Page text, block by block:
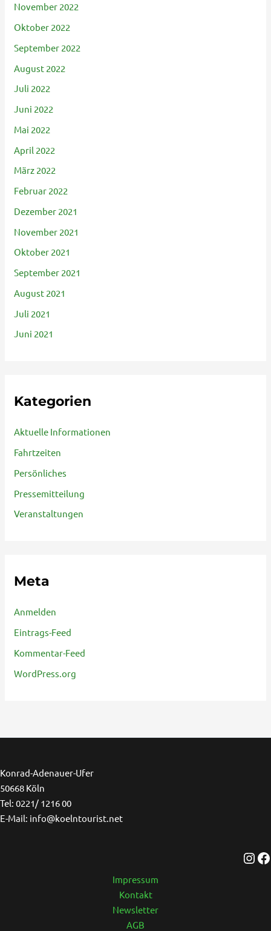
November 2022
Oktober 2022
September 2022
August 2022
Juli 2022
Juni 2022
Mai 2022
April 2022
März 2022
Februar 2022
Dezember 2021
November 2021
Oktober 2021
September 2021
August 2021
Juli 2021
Juni 2021
Kategorien
Aktuelle Informationen
Fahrtzeiten
Persönliches
Pressemitteilung
Veranstaltungen
Meta
Anmelden
Eintrags-Feed
Kommentar-Feed
WordPress.org
Konrad-Adenauer-Ufer
50668 Köln
Tel: 0221/ 1216 00
E-Mail: info@koelntourist.net
Impressum
Kontakt
Newsletter
AGB